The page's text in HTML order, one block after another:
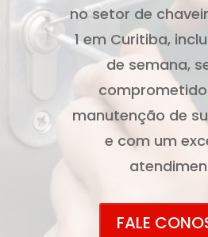
no setor de
1 em Curitiba,
de semana,
manutenção de
e com um
FALE